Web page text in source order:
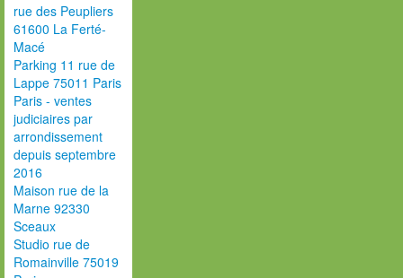
rue des Peupliers
61600 La Ferté-
Macé
Parking 11 rue de
Lappe 75011 Paris
Paris - ventes
judiciaires par
arrondissement
depuis septembre
2016
Maison rue de la
Marne 92330
Sceaux
Studio rue de
Romainville 75019